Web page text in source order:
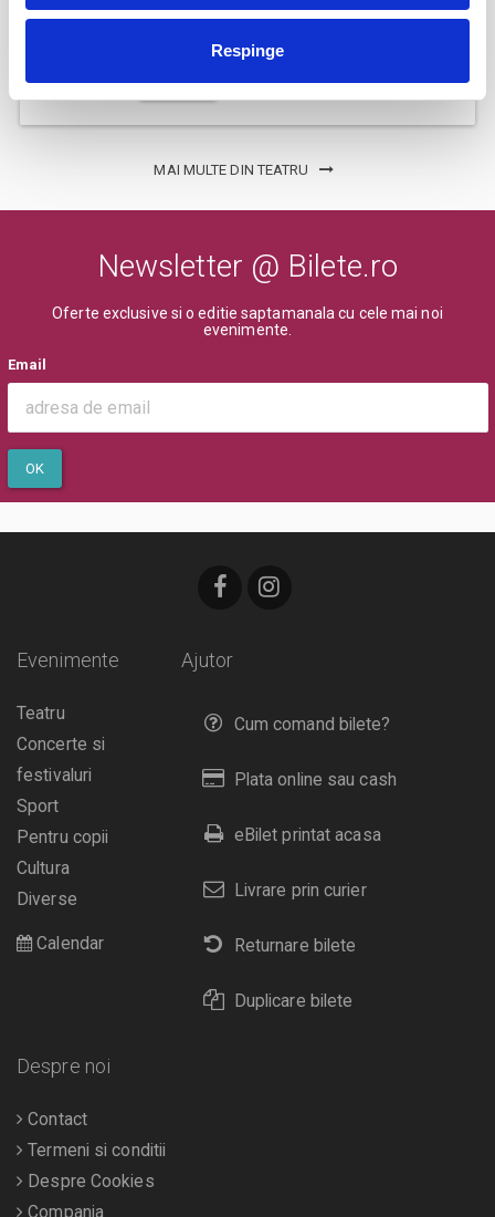
Respinge
MAI MULTE DIN TEATRU
Newsletter @ Bilete.ro
Oferte exclusive si o editie saptamanala cu cele mai noi
evenimente.
Email
OK
Ajutor
Cum comand bilete?
Plata online sau cash
eBilet printat acasa
Livrare prin curier
Returnare bilete
Duplicare bilete
Evenimente
Teatru
Concerte si
festivaluri
Sport
Pentru copii
Cultura
Diverse
Calendar
Despre noi
Contact
Termeni si conditii
Despre Cookies